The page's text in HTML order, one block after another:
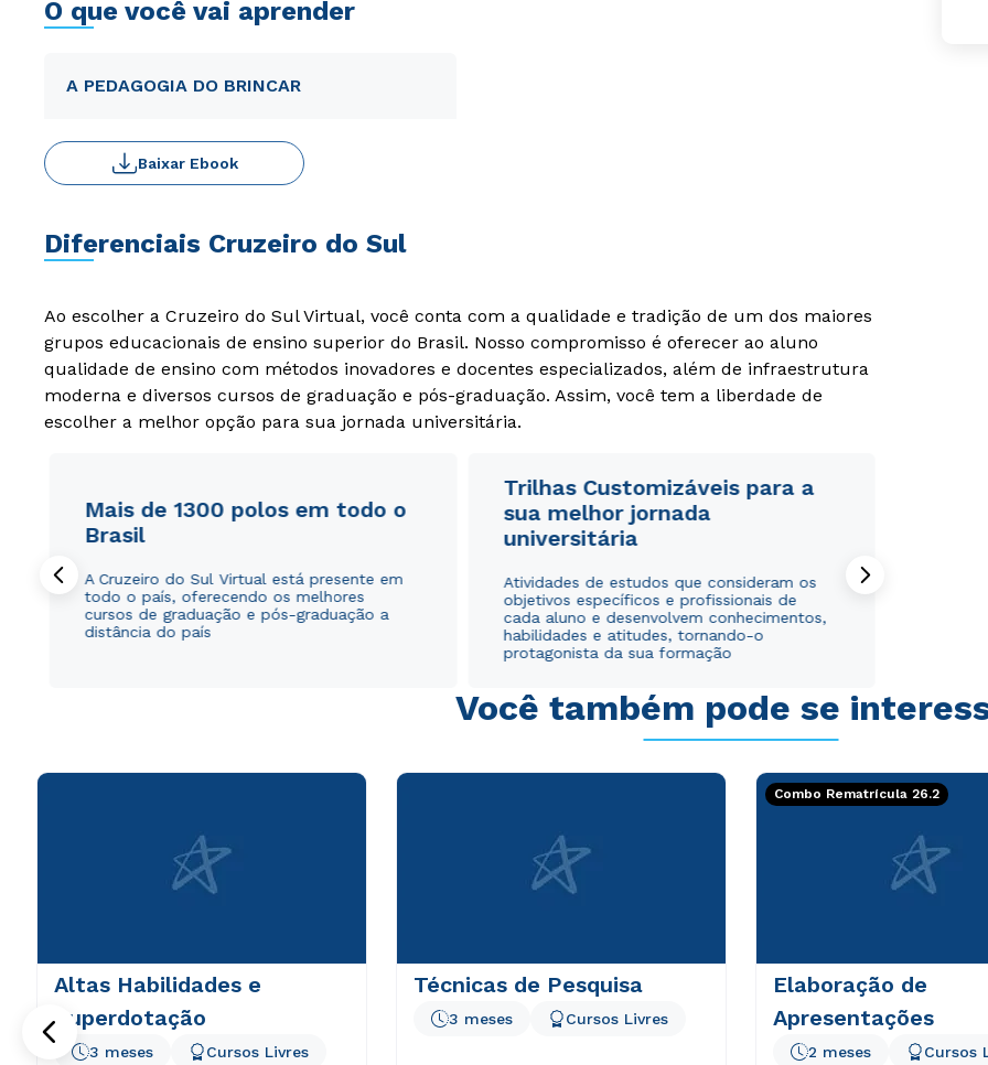
O que você vai aprender
A PEDAGOGIA DO BRINCAR
Baixar Ebook
Diferenciais Cruzeiro do Sul
Ao escolher a Cruzeiro do Sul Virtual, você conta com a qualidade e tradição de um dos maiores
grupos educacionais de ensino superior do Brasil. Nosso compromisso é oferecer ao aluno
qualidade de ensino com métodos inovadores e docentes especializados, além de infraestrutura
moderna e diversos cursos de graduação e pós-graduação. Assim, você tem a liberdade de
escolher a melhor opção para sua jornada universitária.
Mais de 1300 polos em todo o
Brasil
A Cruzeiro do Sul Virtual está presente em
todo o país, oferecendo os melhores
cursos de graduação e pós-graduação a
distância do país
Trilhas Customizáveis para a
sua melhor jornada
universitária
Atividades de estudos que consideram os
objetivos específicos e profissionais de
cada aluno e desenvolvem conhecimentos,
habilidades e atitudes, tornando-o
protagonista da sua formação
Você também pode se
Altas Habilidades e
Superdotação
3 meses Cursos Livres
Técnicas de Pesquisa
3 meses Cursos Livres
Combo Rematrícula 26.2
Elaboração de
Apresentações
2 meses Cursos
WhatsApp
ou
Estou de acordo com aPolítica de Privacidade.e
autorizo que meus dados sejam utilizados para o
WhatsApp
ou
Estou de acordo com aPolítica de Privacidade.e
autorizo que meus dados sejam utilizados para o